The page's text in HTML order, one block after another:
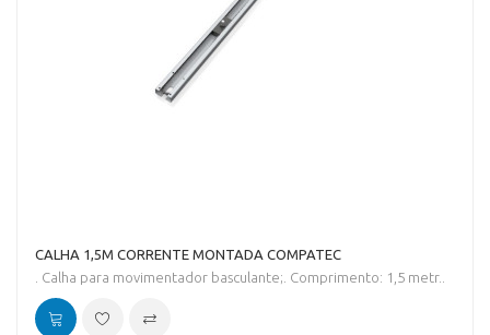
CALHA 1,5M CORRENTE MONTADA COMPATEC
. Calha para movimentador basculante;. Comprimento: 1,5 metr..